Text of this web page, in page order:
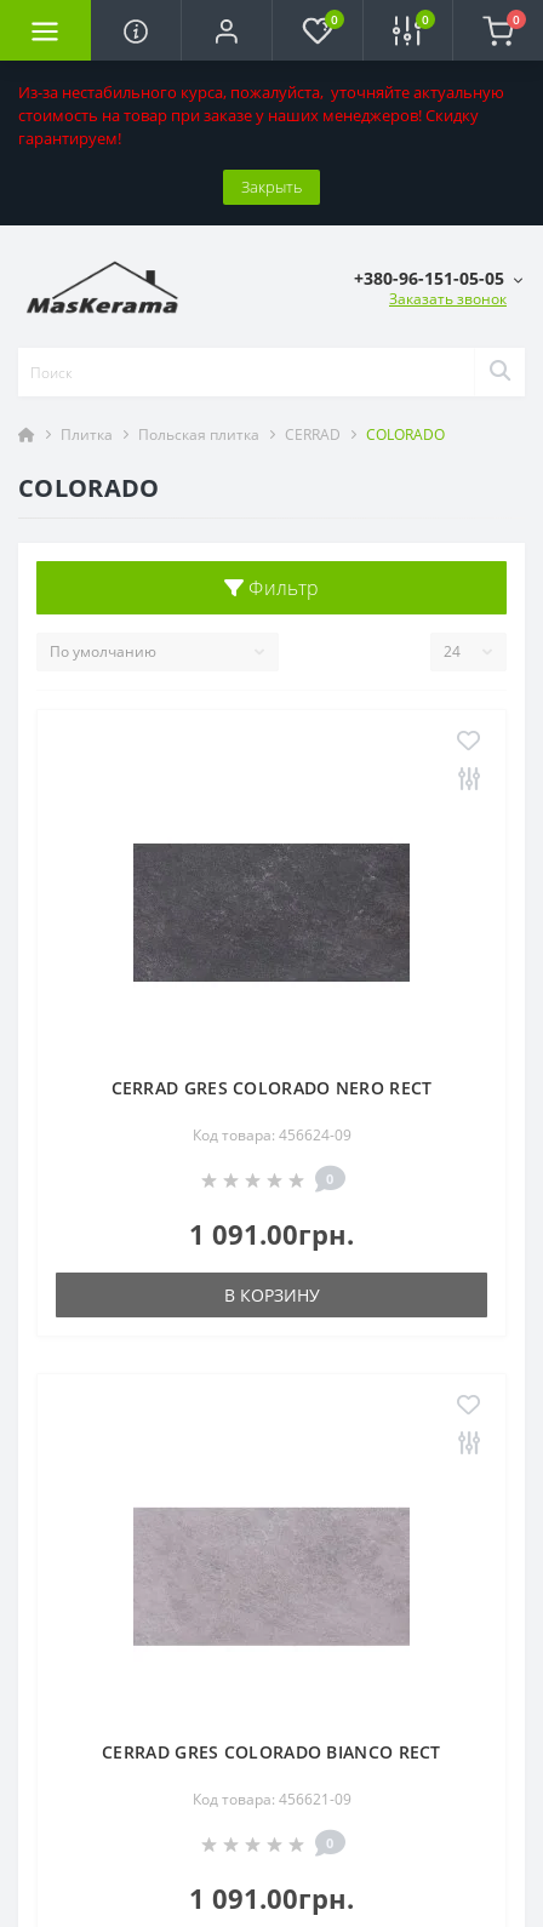
Из-за нестабильного курса, пожалуйста, уточняйте актуальную
стоимость на товар при заказе у наших менеджеров! Скидку
гарантируем!
Закрыть
0 0 0
+380-96-151-05-05
Заказать звонок
Плитка Польская плитка CERRAD COLORADO
COLORADO
Фильтр
CERRAD GRES COLORADO NERO RECT
Код товара: 456624-09
0
1 091.00грн.
В КОРЗИНУ
CERRAD GRES COLORADO BIANCO RECT
Код товара: 456621-09
0
1 091.00грн.